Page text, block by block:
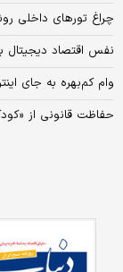
چراغ تورهای داخلی
نفس اقتصاد دیجیتال
وام کم‌بهره به جای
حفاظت قانونی از